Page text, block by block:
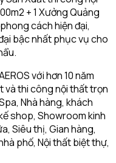
+ 1 Xưởng Quảng
cách hiện đại,
bậc nhất phục vụ cho
với hơn 10 năm
và thi công nội thất trọn
Nhà hàng, khách
shop, Showroom kinh
Siêu thị, Gian hàng,
phố, Nội thất biệt thự,